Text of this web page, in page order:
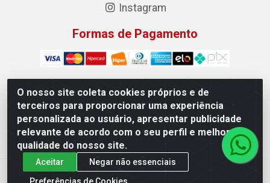
O nosso site coleta cookies próprios e de
terceiros para proporcionar uma experiência
personalizada ao usuário, apresentar publicidade
relevante de acordo com o seu perfil e melhorar a
qualidade do nosso site.
Aceitar
Negar não essenciais
Preferências de Cookies
Instagram
Formas de Pagamento
Machado Carnes Distribuidora de Alimentos LTDA -
Logradouro: Avenida Candido Aleixo, 148 - Centro - Oeiras/PI
- CEP 64.500-000 - 31.391.008/0001-50